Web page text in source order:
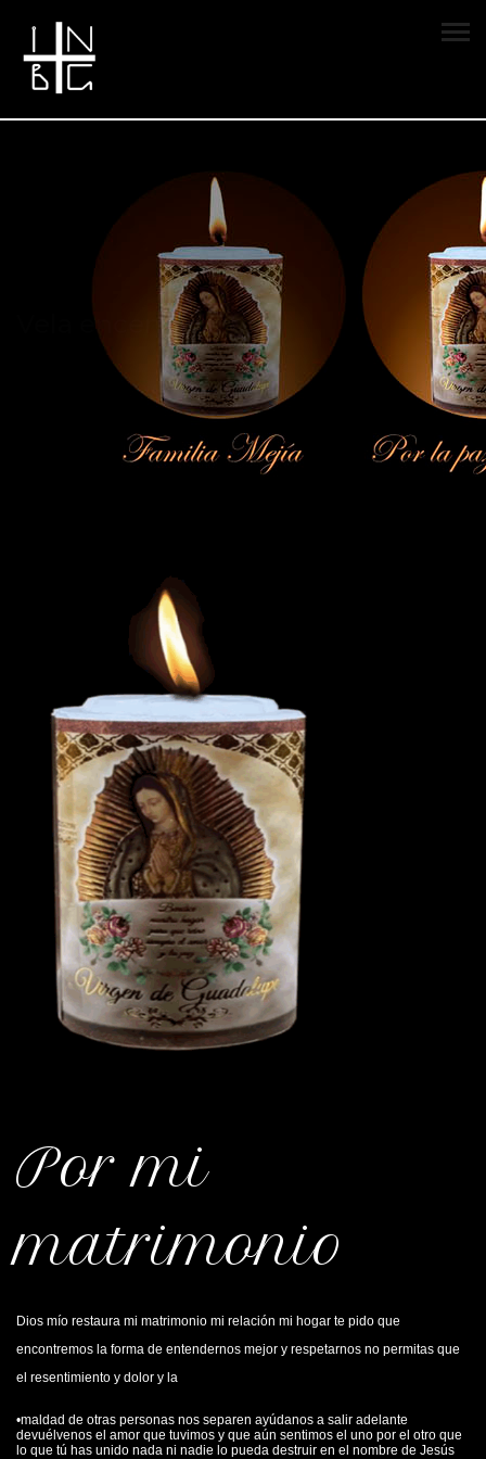
Vela encendida
Por mi
matrimonio
Dios mío restaura mi matrimonio mi relación mi hogar te pido que
encontremos la forma de entendernos mejor y respetarnos no permitas que
el resentimiento y dolor y la
•maldad de otras personas nos separen ayúdanos a salir adelante
devuélvenos el amor que tuvimos y que aún sentimos el uno por el otro que
lo que tú has unido nada ni nadie lo pueda destruir en el nombre de Jesús